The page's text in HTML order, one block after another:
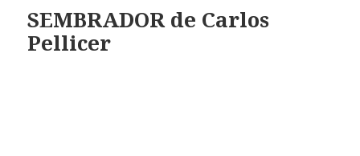
SEMBRADOR de Carlos
Pellicer